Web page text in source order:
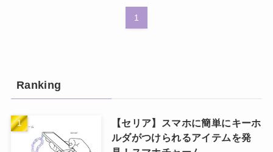
1
Ranking
【セリア】スマホに簡単にキーホ
ルダがつけられるアイテムを発